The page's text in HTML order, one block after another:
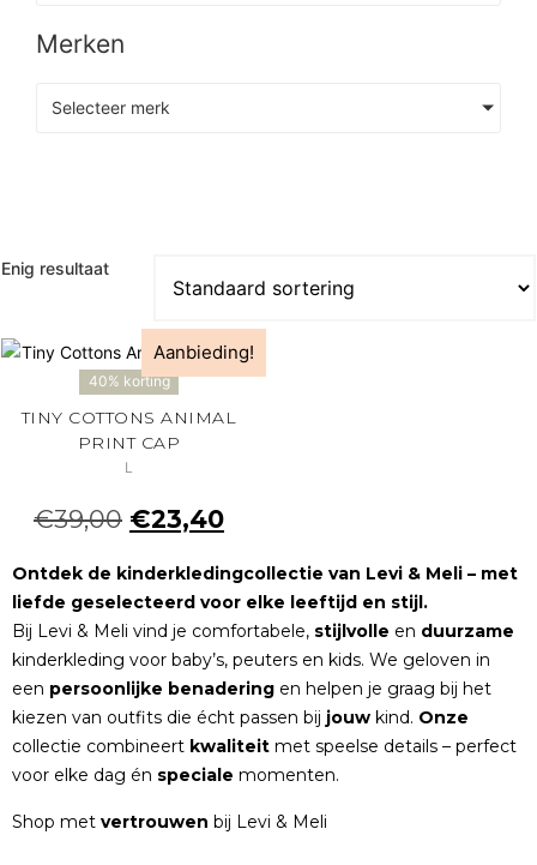
Merken
Selecteer merk
Enig resultaat
Aanbieding!
40% korting
TINY COTTONS ANIMAL
PRINT CAP
L
€39,00 €23,40
Ontdek de kinderkledingcollectie van Levi & Meli – met
liefde geselecteerd voor elke leeftijd en stijl.
Bij Levi & Meli vind je comfortabele, stijlvolle en duurzame
kinderkleding voor baby’s, peuters en kids. We geloven in
een persoonlijke benadering en helpen je graag bij het
kiezen van outfits die écht passen bij jouw kind. Onze
collectie combineert kwaliteit met speelse details – perfect
voor elke dag én speciale momenten.
Shop met vertrouwen bij Levi & Meli